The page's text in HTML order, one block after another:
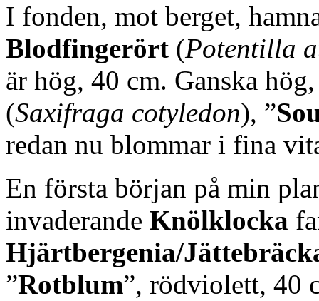
I fonden, mot berget,
Blodfingerört (Potentilla
är hög, 40 cm. Ganska
(Saxifraga cotyledon), ”
redan nu blommar i fina
En första början på min
invaderande Knölklocka
Hjärtbergenia/
”Rotblum”, rödviolett, 40